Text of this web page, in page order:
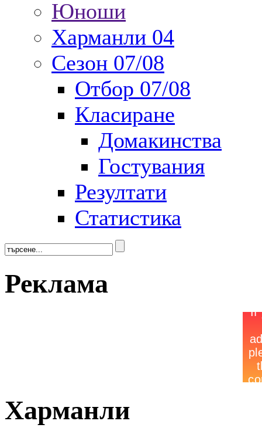
Юноши
Харманли 04
Сезон 07/08
Отбор 07/08
Класиране
Домакинства
Гостувания
Резултати
Статистика
Реклама
Харманли